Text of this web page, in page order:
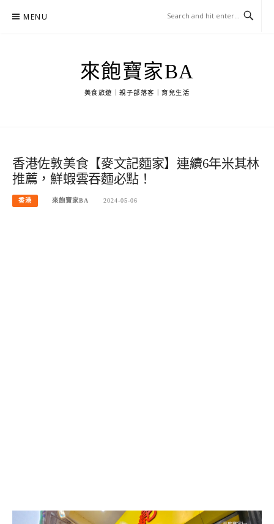
MENU
來飽寶家BA
美食旅遊｜親子部落客｜育兒生活
香港佐敦美食【麥文記麵家】連續6年米其林
推薦，鮮蝦雲吞麵必點！
香港 來飽寶家BA 2024-05-06